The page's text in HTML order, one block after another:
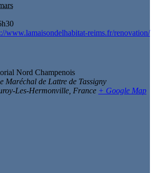
www.lamaisondelhabitat-reims.fr/renovation/
Nord Champenois
Maréchal de Lattre de Tassigny
Les-Hermonville France + Google Map